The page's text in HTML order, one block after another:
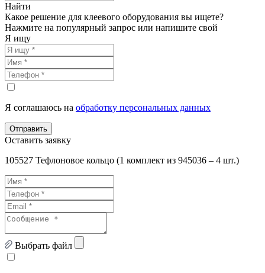
Найти
Какое решение для клеевого оборудования вы ищете?
Нажмите на популярный запрос или напишите свой
Я ищу
Я соглашаюсь на обработку персональных данных
Отправить
Оставить заявку
105527 Тефлоновое кольцо (1 комплект из 945036 – 4 шт.)
Выбрать файл